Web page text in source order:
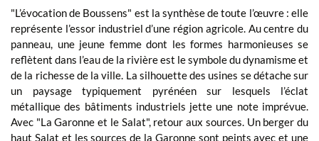
"L’évocation de Boussens" est la synthèse de toute l’œuvre : elle
représente l’essor industriel d’une région agricole. Au centre du
panneau, une jeune femme dont les formes harmonieuses se
reflètent dans l’eau de la rivière est le symbole du dynamisme et
de la richesse de la ville. La silhouette des usines se détache sur
un paysage typiquement pyrénéen sur lesquels l’éclat
métallique des bâtiments industriels jette une note imprévue.
Avec "La Garonne et le Salat", retour aux sources. Un berger du
haut Salat et les sources de la Garonne sont peints avec et une